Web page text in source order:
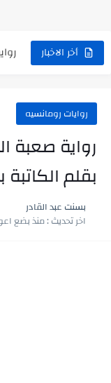
أخر الاخبار
سر
روايات رومانسيه
رواية صعبة
بقلم
بسنت عبد القادر
اخر تحديث :منذ بضع